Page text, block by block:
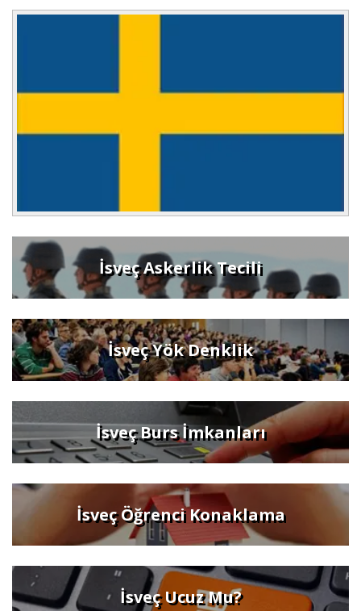
İsveç Askerlik Tecili
İsveç Yök Denklik
İsveç Burs İmkanları
İsveç Öğrenci Konaklama
İsveç Ucuz Mu?